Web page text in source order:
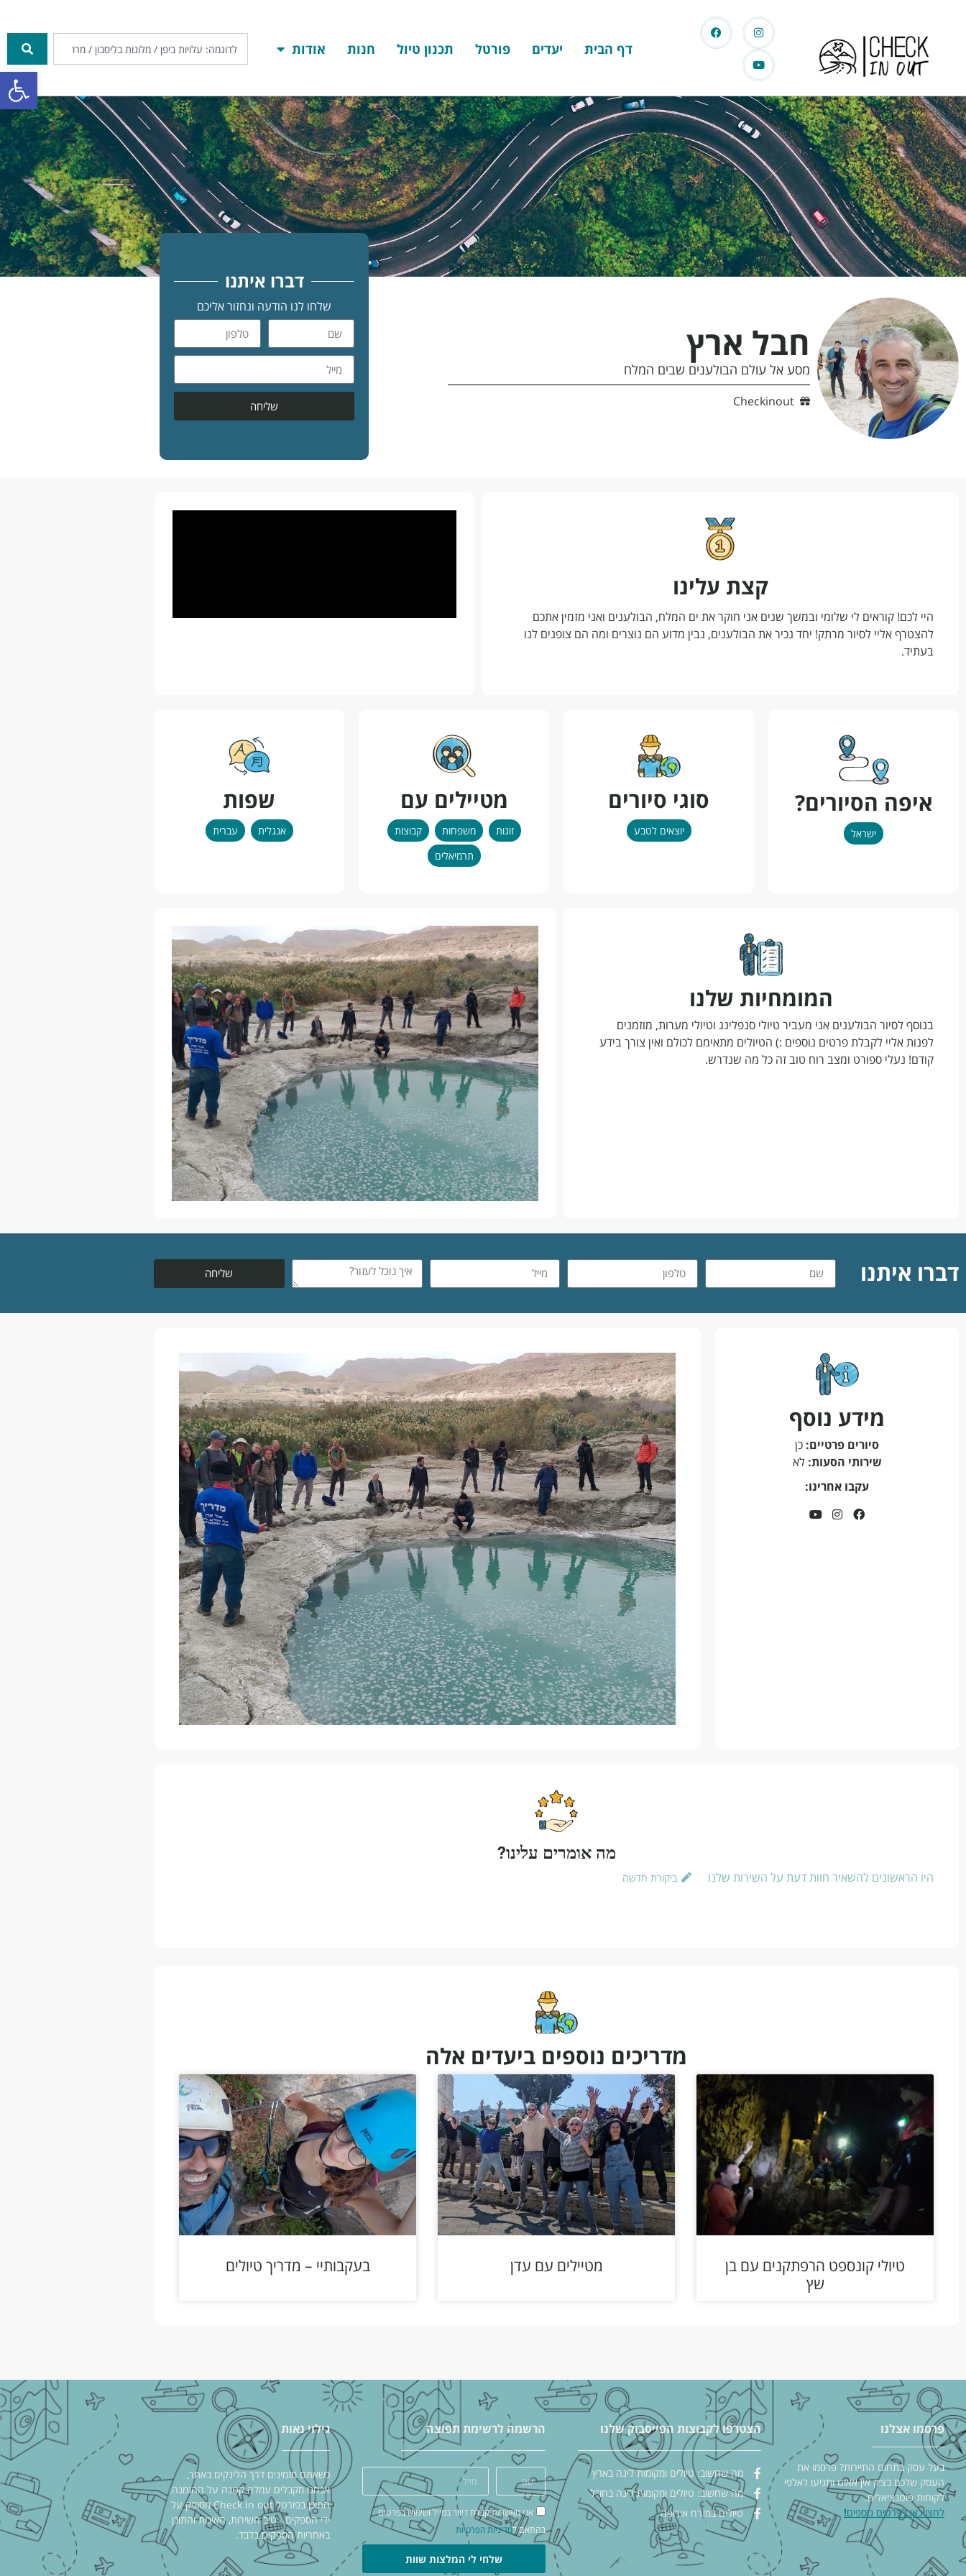
פתח
דף הבית יעדים פורטל תכנון טיול חנות אודות
חבל ארץ
מסע אל עולם הבולענים שבים המלח
Checkinout
דברו איתנו
שלחו לנו הודעה ונחזור אליכם
שליחה
קצת עלינו
היי לכם! קוראים לי שלומי ובמשך שנים אני חוקר את ים המלח, הבולענים ואני מזמין אתכם
להצטרף אליי לסיור מרתק! יחד נכיר את הבולענים, נבין מדוע הם נוצרים ומה הם צופנים לנו
בעתיד.
איפה הסיורים?
ישראל
סוגי סיורים
יוצאים לטבע
מטיילים עם
זוגות משפחות
קבוצות
תרמיאלים
שפות
אנגלית עברית
המומחיות שלנו
בנוסף לסיור הבולענים אני מעביר טיולי סנפלינג וטיולי מערות, מוזמנים
לפנות אליי לקבלת פרטים נוספים :) הטיולים מתאימם לכולם ואין צורך בידע
קודם! נעלי ספורט ומצב רוח טוב זה כל מה שנדרש.
דברו איתנו שליחה
מידע נוסף
סיורים פרטיים: כן
שירותי הסעות:לא
עקבו אחרינו:
מה אומרים עלינו?
היו הראשונים להשאיר חוות דעת על השירות שלנו ביקורת חדשה
מדריכים נוספים ביעדים אלה
טיולי קונספט הרפתקנים עם בן
שץ
מטיילים עם עדן בעקבותיי – מדריך טיולים
פרסמו אצלנו
בעל עסק בתחום התיירות? פרסמו את
העסק שלכם בצ׳ק אין אאוט ותגיעו לאלפי
לקוחות פוטנציאלים.
לחצו כאן לפרטים נוספים!
הצטרפו לקבוצות הפייסבוק שלנו
מה שחשוב: טיולים ומקומות לינה בארץ
מה שחשוב: טיולים ומקומות לינה בחו"ל
טיולים במזרח אירופה
הרשמה לרשימת תפוצה
אני מאשר/ת קבלת דיוור במייל ושימוש בפרטים
בהתאם למדיניות הפרטיות
שלחי לי המלצות שוות
גילוי נאות
כשאתם מזמינים דרך הלינקים באתר,
אנחנו מקבלים עמלה קטנה על ההזמנה.
התוכן בפורטל Check in out מסופק על
ידי הספקים. טיב השירות, האיכות והתוכן
באחריות הספקים בלבד.